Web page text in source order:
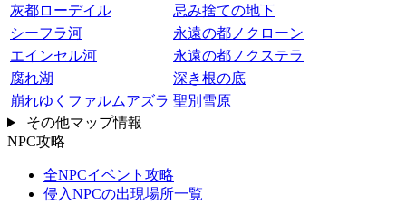
灰都ローデイル
忌み捨ての地下
シーフラ河
永遠の都ノクローン
エインセル河
永遠の都ノクステラ
腐れ湖
深き根の底
崩れゆくファルムアズラ 聖別雪原
その他マップ情報
NPC攻略
全NPCイベント攻略
侵入NPCの出現場所一覧